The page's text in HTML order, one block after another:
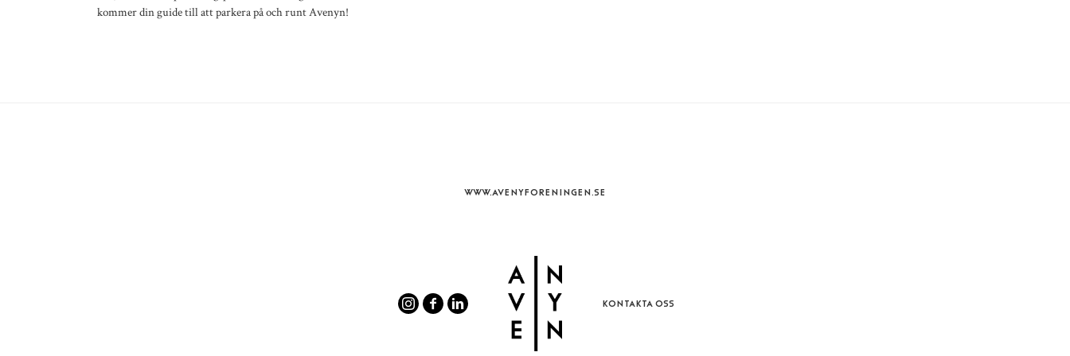
kommer din guide till att parkera på och runt Avenyn!
WWW.AVENYFORENINGEN.SE
KONTAKTA OSS